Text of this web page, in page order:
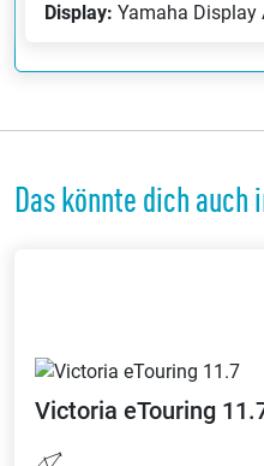
Display: Yamaha Display
Das könnte dich auch
Victoria eTouring